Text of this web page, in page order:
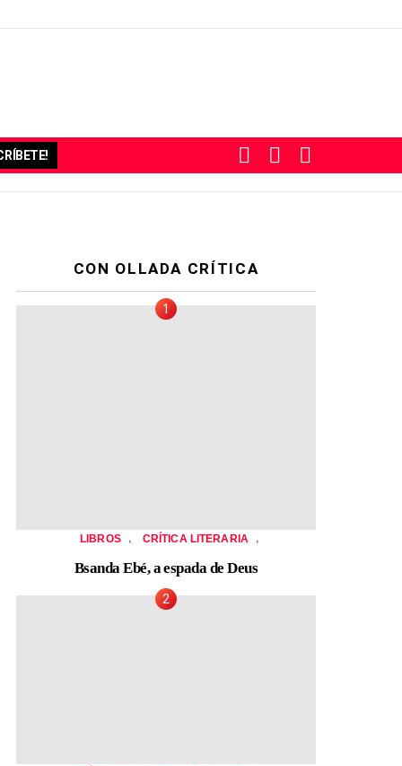
SWITCH
SKIN
BUSCAR
CON OLLADA CRÍTICA
LIBROS , CRÍTICA LITERARIA ,
Bsanda Ebé, a espada de Deus